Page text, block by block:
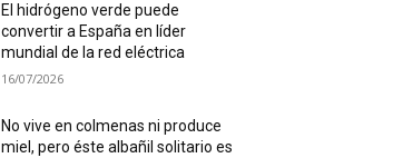
El hidrógeno verde puede
convertir a España en líder
mundial de la red eléctrica
16/07/2026
No vive en colmenas ni produce
miel, pero éste albañil solitario es